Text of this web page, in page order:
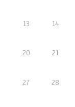
13 14
20 21
27 28